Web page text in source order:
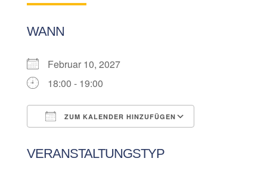
WANN
Februar 10, 2027
18:00 - 19:00
ZUM KALENDER HINZUFÜGEN
VERANSTALTUNGSTYP